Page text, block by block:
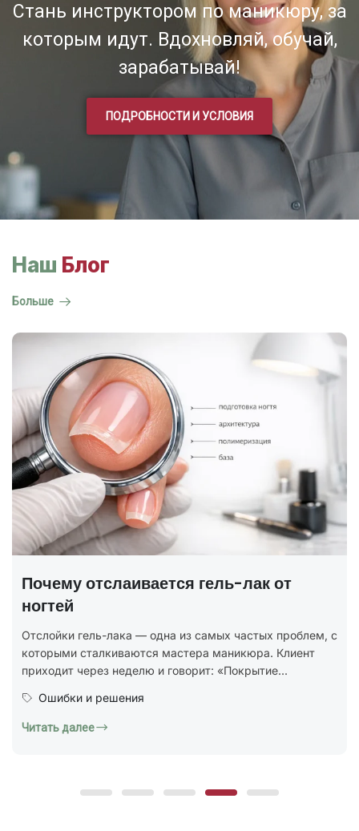
Стань инструктором по маникюру, за
которым идут. Вдохновляй, обучай,
зарабатывай!
ПОДРОБНОСТИ И УСЛОВИЯ
Наш Блог
Больше
ГОСТ на маникюр Р 72319-2025 —
В 2025 году был утверждён новый национальный
стандарт ГОСТ Р 72319-2025 «Услуги бытовые.
Ногтевой сервис. Карты типовых технологических
процессов. Общие...
Юридическая грамотность